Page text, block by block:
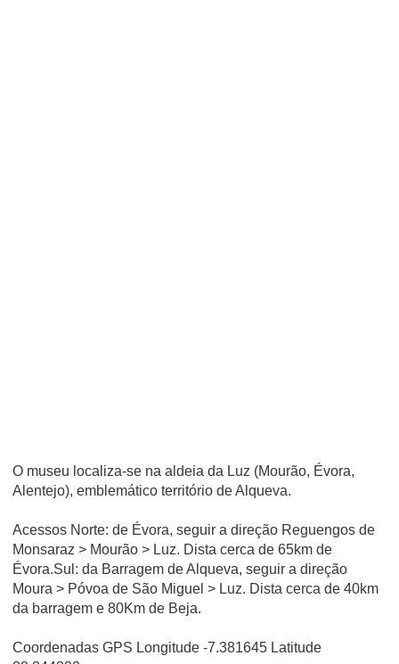
O museu localiza-se na aldeia da Luz (Mourão, Évora,
Alentejo), emblemático território de Alqueva.
Acessos Norte: de Évora, seguir a direção Reguengos de
Monsaraz > Mourão > Luz. Dista cerca de 65km de
Évora.Sul: da Barragem de Alqueva, seguir a direção
Moura > Póvoa de São Miguel > Luz. Dista cerca de 40km
da barragem e 80Km de Beja.
Coordenadas GPS Longitude -7.381645 Latitude